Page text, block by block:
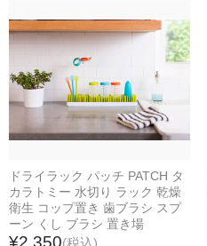
イヤホン・ヘッドフォン
照明関連
加湿器・ディフューザー
充電器・ケーブル
アイロン・スチーマー
ゲーム類
スピーカー類
スマートフォン・タブレット
ドライラック パッチ PATCH タ
カラトミー 水切り ラック 乾燥
衛生 コップ置き 歯ブラシ スプ
ーン くし ブラシ 置き場
¥2,350(税込)